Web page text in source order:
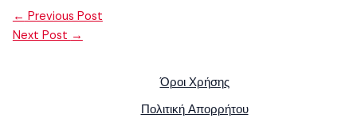
← Previous Post
Next Post →
Όροι Χρήσης
Πολιτική Απορρήτου